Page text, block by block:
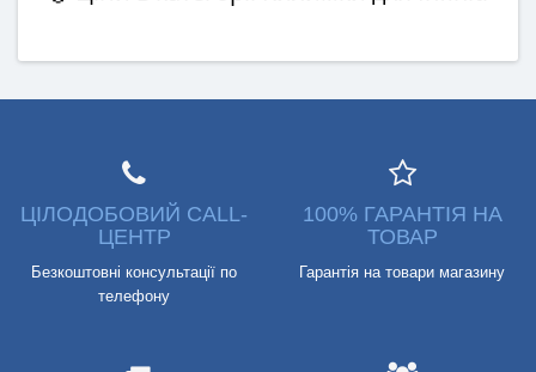
ЦІЛОДОБОВИЙ CALL-
ЦЕНТР
Безкоштовні консультації по
телефону
100% ГАРАНТІЯ НА
ТОВАР
Гарантія на товари магазину